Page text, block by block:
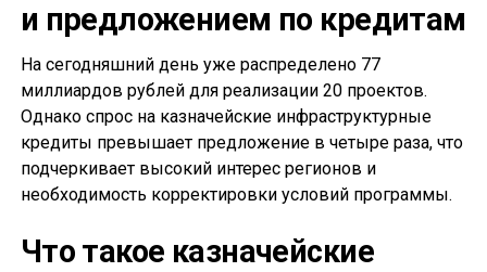
и предложением по кредитам
На сегодняшний день уже распределено 77
миллиардов рублей для реализации 20 проектов.
Однако спрос на казначейские инфраструктурные
кредиты превышает предложение в четыре раза, что
подчеркивает высокий интерес регионов и
необходимость корректировки условий программы.
Что такое казначейские